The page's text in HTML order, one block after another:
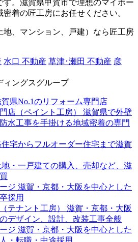
す。滋賀県甲賀市で理想のマイホー
着の匠工房にお任せください。
地、マンション、戸建）なら匠工房
水口 不動産 草津･瀬田 不動産 彦
ィングスグループ
賀県No.1のリフォーム専門店
店（ペイント工房）
滋賀県で外壁
水工事を手掛ける地域密着の専門
住宅からフルオーダー住宅まで滋賀
地・一戸建ての購入、売却など、滋
ジ 滋賀・京都・大阪を中心とした
採用
テナント工房）
滋賀・京都・大阪
デザイン、設計、改装工事全般
ジ 滋賀・京都・大阪を中心とした